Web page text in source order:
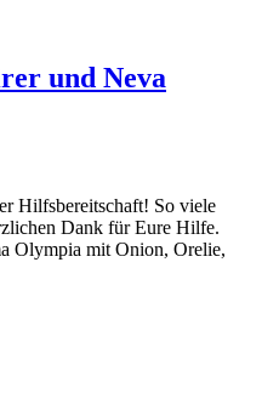
und Neva
Hilfsbereitschaft! So viele
Dank für Eure Hilfe.
Olympia mit Onion, Orelie,